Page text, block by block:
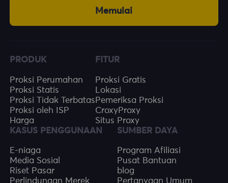
Memulai
PRODUK
Proksi Perumahan
Proksi Statis
Proksi Tidak Terbatas
Proksi oleh ISP
Harga
FITUR
Proksi Gratis
Lokasi
Pemeriksa Proksi
CroxyProxy
Situs Proxy
KASUS PENGGUNAAN
E-niaga
Media Sosial
Riset Pasar
Perlindungan Merek
SUMBER DAYA
Program Afiliasi
Pusat Bantuan
blog
Pertanyaan Umum